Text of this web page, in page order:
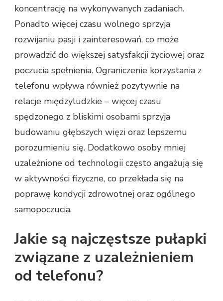
koncentrację na wykonywanych zadaniach.
Ponadto więcej czasu wolnego sprzyja
rozwijaniu pasji i zainteresowań, co może
prowadzić do większej satysfakcji życiowej oraz
poczucia spełnienia. Ograniczenie korzystania z
telefonu wpływa również pozytywnie na
relacje międzyludzkie – więcej czasu
spędzonego z bliskimi osobami sprzyja
budowaniu głębszych więzi oraz lepszemu
porozumieniu się. Dodatkowo osoby mniej
uzależnione od technologii często angażują się
w aktywności fizyczne, co przekłada się na
poprawę kondycji zdrowotnej oraz ogólnego
samopoczucia.
Jakie są najczęstsze pułapki
związane z uzależnieniem
od telefonu?